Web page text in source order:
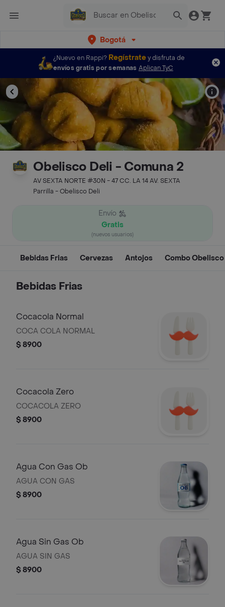
Bogotá
¿Nuevo en Rappi? Regístratey disfruta de
envíos gratis por semanas Aplican TyC
Obelisco Deli - Comuna 2
AV SEXTA NORTE #30N - 47 CC. LA 14 AV. SEXTA
Parrilla - Obelisco Deli
Envío
Gratis
(nuevos usuarios)
Bebidas Frias Cervezas Antojos Combo Obelisco
Bebidas Frias
Cocacola Normal
COCA COLA NORMAL
$ 8900
Cocacola Zero
COCACOLA ZERO
$ 8900
Agua Con Gas Ob
AGUA CON GAS
$ 8900
Agua Sin Gas Ob
AGUA SIN GAS
$ 8900